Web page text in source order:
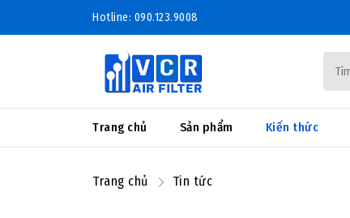
Hotline: 090.123.9008
Trang chủ Sản phẩm Kiến thức
Trang chủ Tin tức